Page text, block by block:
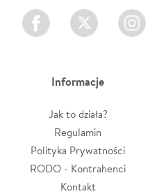
Facebook Twitter Instagram
Informacje
Jak to działa?
Regulamin
Polityka Prywatności
RODO - Kontrahenci
Kontakt